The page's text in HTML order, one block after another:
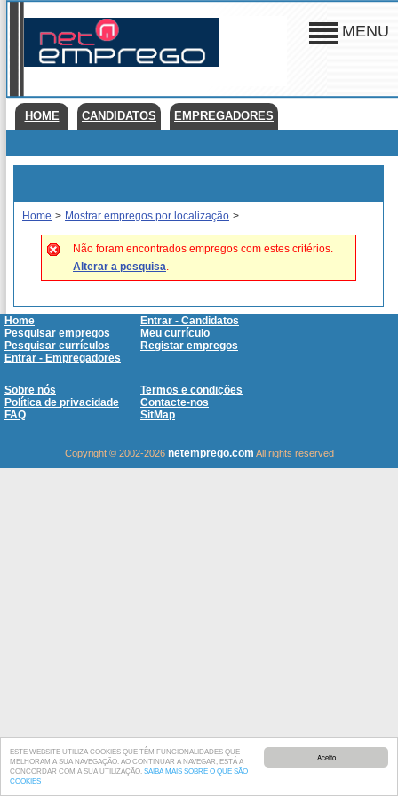
Aceito
ESTE WEBSITE UTILIZA COOKIES QUE TÊM FUNCIONALIDADES QUE
MELHORAM A SUA NAVEGAÇÃO. AO CONTINUAR A NAVEGAR, ESTÁ A
CONCORDAR COM A SUA UTILIZAÇÃO. SAIBA MAIS SOBRE O QUE SÃO
COOKIES
MENU
HOME CANDIDATOS EMPREGADORES
Home > Mostrar empregos por localização >
Não foram encontrados empregos com estes critérios.
Alterar a pesquisa.
Home
Entrar - Candidatos
Pesquisar empregos
Meu currículo
Pesquisar currículos
Registar empregos
Entrar - Empregadores
Sobre nós
Termos e condições
Política de privacidade
Contacte-nos
FAQ
SitMap
Copyright © 2002-2026 netemprego.com All rights reserved